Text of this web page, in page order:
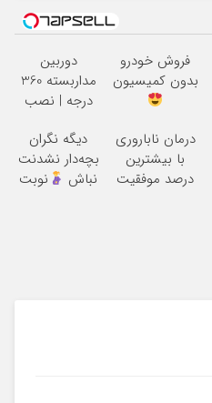
فروش خودرو
بدون کمیسیون
دوربین
مداربسته 360
درجه | نصب
درمان ناباروری
با بیشترین
درصد موفقیت
دیگه نگران
بچه‌دار نشدنت
نباش
نوبت